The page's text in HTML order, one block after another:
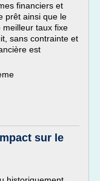
financiers et
prêt ainsi que le
meilleur taux fixe
sans contrainte et
est
sur le